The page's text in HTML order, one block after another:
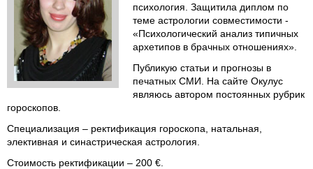
психология. Защитила диплом по
теме астрологии совместимости -
«Психологический анализ типичных
архетипов в брачных отношениях».
Публикую статьи и прогнозы в
печатных СМИ. На сайте Окулус
являюсь автором постоянных рубрик
гороскопов.
Специализация – ректификация гороскопа, натальная,
элективная и синастрическая астрология.
Стоимость ректификации – 200 €.